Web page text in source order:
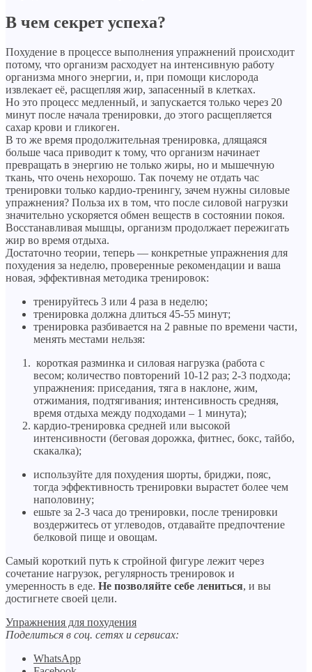
В чем секрет успеха?
Похудение в процессе выполнения упражнений происходит
потому, что организм расходует на интенсивную работу
организма много энергии, и, при помощи кислорода
извлекает её, расщепляя жир, запасенный в клетках.
Но это процесс медленный, и запускается только через 20
минут после начала тренировки, до этого расщепляется
сахар крови и гликоген.
В то же время продолжительная тренировка, длящаяся
больше часа приводит к тому, что организм начинает
превращать в энергию не только жиры, но и мышечную
ткань, что очень нехорошо. Так почему не отдать час
тренировки только кардио-тренингу, зачем нужны силовые
упражнения? Польза их в том, что после силовой нагрузки
значительно ускоряется обмен веществ в состоянии покоя.
Восстанавливая мышцы, организм продолжает пережигать
жир во время отдыха.
Достаточно теории, теперь — конкретные упражнения для
похудения за неделю, проверенные рекомендации и ваша
новая, эффективная методика тренировок:
тренируйтесь 3 или 4 раза в неделю;
тренировка должна длиться 45-55 минут;
тренировка разбивается на 2 равные по времени части,
менять местами нельзя:
короткая разминка и силовая нагрузка (работа с
весом; количество повторений 10-12 раз; 2-3 подхода;
упражнения: приседания, тяга в наклоне, жим,
отжимания, подтягивания; интенсивность средняя,
время отдыха между подходами – 1 минута);
кардио-тренировка средней или высокой
интенсивности (беговая дорожка, фитнес, бокс, тайбо,
скакалка);
используйте для похудения шорты, бриджи, пояс,
тогда эффективность тренировки вырастет более чем
наполовину;
ешьте за 2-3 часа до тренировки, после тренировки
воздержитесь от углеводов, отдавайте предпочтение
белковой пище и овощам.
Самый короткий путь к стройной фигуре лежит через
сочетание нагрузок, регулярность тренировок и
умеренность в еде. Не позволяйте себе лениться, и вы
достигнете своей цели.
Упражнения для похудения
Поделиться в соц. сетях и сервисах:
WhatsApp